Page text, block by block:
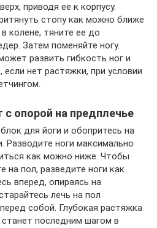
приводя ее к корпусу.
стопу как можно ближе
колене, тяните ее до
Затем поменяйте ногу.
развить гибкость ног и
нет растяжки, при условии
опорой на предплечье
для йоги и обопритесь на
Разводите ноги максимально
как можно ниже. Чтобы
на пол, разведите ноги как
вперед, опираясь на
лечь на пол
собой. Глубокая растяжка
последним шагом в